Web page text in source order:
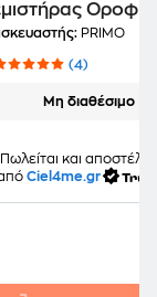
cm
PRIMO
(4)
Μη διαθέσιμο
Πωλείται και
Ciel4me.gr